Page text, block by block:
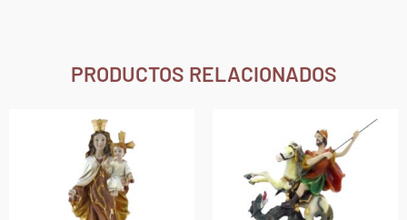
PRODUCTOS RELACIONADOS